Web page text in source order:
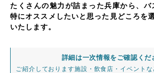
たくさんの魅力が詰まった兵庫から、
特にオススメしたいと思った見どころを
いたします。
詳細は一次情報をご確認くだ
ご紹介しております施設・飲食店・イベント